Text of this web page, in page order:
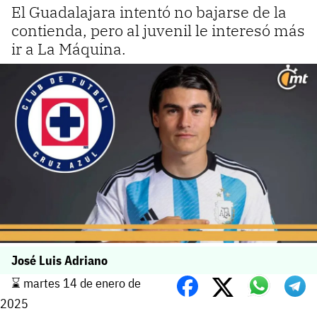
El Guadalajara intentó no bajarse de la
contienda, pero al juvenil le interesó más
ir a La Máquina.
José Luis Adriano
⌛️ martes 14 de enero de
2025